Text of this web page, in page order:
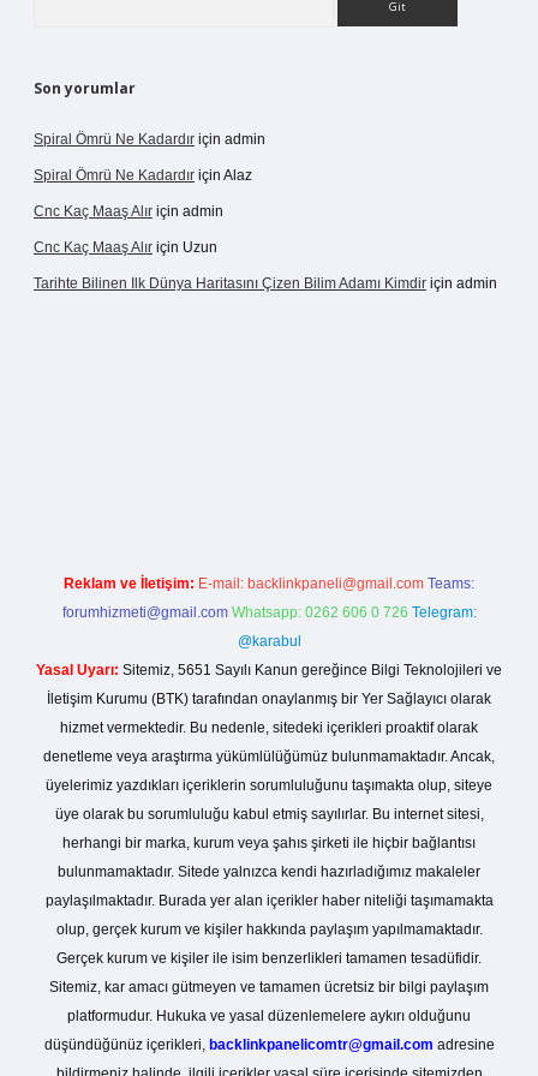
Son yorumlar
Spiral Ömrü Ne Kadardır için admin
Spiral Ömrü Ne Kadardır için Alaz
Cnc Kaç Maaş Alır için admin
Cnc Kaç Maaş Alır için Uzun
Tarihte Bilinen Ilk Dünya Haritasını Çizen Bilim Adamı Kimdir için admin
Reklam ve İletişim: E-mail: backlinkpaneli@gmail.com Teams:
forumhizmeti@gmail.com Whatsapp: 0262 606 0 726 Telegram:
@karabul
Yasal Uyarı: Sitemiz, 5651 Sayılı Kanun gereğince Bilgi Teknolojileri ve
İletişim Kurumu (BTK) tarafından onaylanmış bir Yer Sağlayıcı olarak
hizmet vermektedir. Bu nedenle, sitedeki içerikleri proaktif olarak
denetleme veya araştırma yükümlülüğümüz bulunmamaktadır. Ancak,
üyelerimiz yazdıkları içeriklerin sorumluluğunu taşımakta olup, siteye
üye olarak bu sorumluluğu kabul etmiş sayılırlar. Bu internet sitesi,
herhangi bir marka, kurum veya şahıs şirketi ile hiçbir bağlantısı
bulunmamaktadır. Sitede yalnızca kendi hazırladığımız makaleler
paylaşılmaktadır. Burada yer alan içerikler haber niteliği taşımamakta
olup, gerçek kurum ve kişiler hakkında paylaşım yapılmamaktadır.
Gerçek kurum ve kişiler ile isim benzerlikleri tamamen tesadüfidir.
Sitemiz, kar amacı gütmeyen ve tamamen ücretsiz bir bilgi paylaşım
platformudur. Hukuka ve yasal düzenlemelere aykırı olduğunu
düşündüğünüz içerikleri, backlinkpanelicomtr@gmail.com adresine